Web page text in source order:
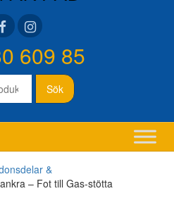
Sök
609 85
&
– Fot till Gas-stötta